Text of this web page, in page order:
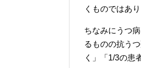
くものではあり
ちなみにうつ
るものの抗う
く」「1/3の患